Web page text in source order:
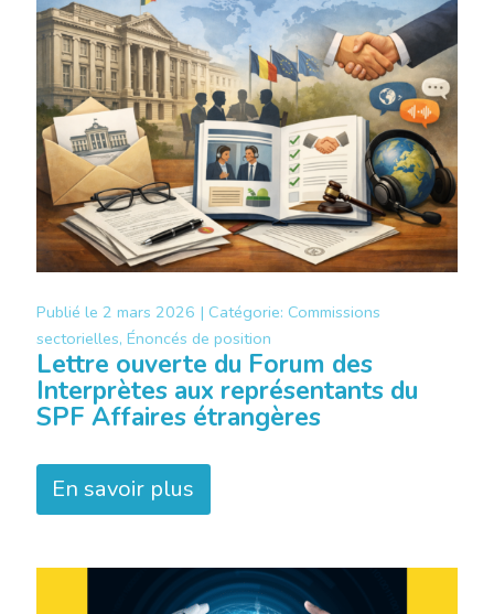
Publié le 2 mars 2026 | Catégorie: Commissions
sectorielles, Énoncés de position
Lettre ouverte du Forum des
Interprètes aux représentants du
SPF Affaires étrangères
En savoir plus